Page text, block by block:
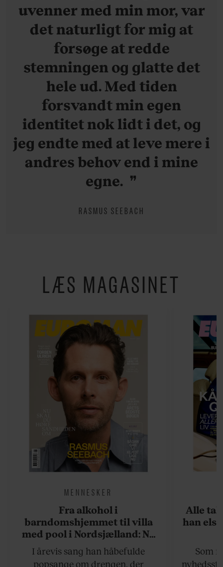
uvenner med min mor, var
det naturligt for mig at
forsøge at redde
stemningen og glatte det
hele ud. Med tiden
forsvandt min egen
identitet nok lidt i det, og
jeg endte med at leve mere i
andres behov end i mine
egne.
RASMUS SEEBACH
LÆS MAGASINET
MENNESKER
Fra alkohol i
barndomshjemmet til villa
med pool i Nordsjælland: Nu
skal du høre sandheden om
Rasmus Seebach
I årevis sang han håbefulde
popsange om drengen, der
Alle
han
Som